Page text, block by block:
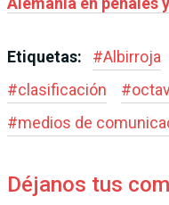
Etiquetas: #Albirroja
#clasificación #
#medios de
Déjanos tus